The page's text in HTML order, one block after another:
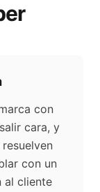
con
cara, y
con un
al cliente